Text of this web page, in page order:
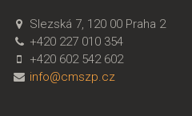
Č
M
S
Z
Č
e
s
k
Slezská 7, 120 00 Praha 2
+420 227 010 354
+420 602 542 602
info@cmszp.cz